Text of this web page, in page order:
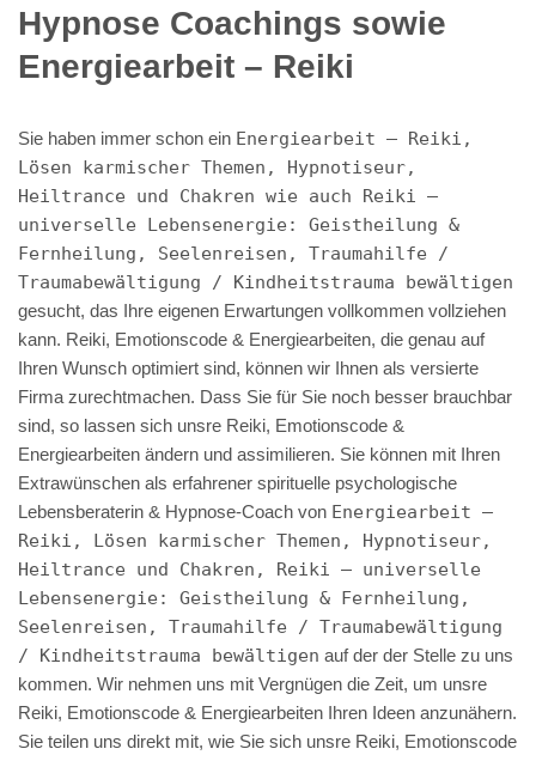
Hypnose Coachings sowie
Energiearbeit – Reiki
Sie haben immer schon ein Energiearbeit – Reiki,
Lösen karmischer Themen, Hypnotiseur,
Heiltrance und Chakren wie auch Reiki –
universelle Lebensenergie: Geistheilung &
Fernheilung, Seelenreisen, Traumahilfe /
Traumabewältigung / Kindheitstrauma bewältigen
gesucht, das Ihre eigenen Erwartungen vollkommen vollziehen
kann. Reiki, Emotionscode & Energiearbeiten, die genau auf
Ihren Wunsch optimiert sind, können wir Ihnen als versierte
Firma zurechtmachen. Dass Sie für Sie noch besser brauchbar
sind, so lassen sich unsre Reiki, Emotionscode &
Energiearbeiten ändern und assimilieren. Sie können mit Ihren
Extrawünschen als erfahrener spirituelle psychologische
Lebensberaterin & Hypnose-Coach von Energiearbeit –
Reiki, Lösen karmischer Themen, Hypnotiseur,
Heiltrance und Chakren, Reiki – universelle
Lebensenergie: Geistheilung & Fernheilung,
Seelenreisen, Traumahilfe / Traumabewältigung
/ Kindheitstrauma bewältigen auf der der Stelle zu uns
kommen. Wir nehmen uns mit Vergnügen die Zeit, um unsre
Reiki, Emotionscode & Energiearbeiten Ihren Ideen anzunähern.
Sie teilen uns direkt mit, wie Sie sich unsre Reiki, Emotionscode